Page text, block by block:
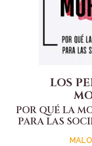
LOS
POR QUÉ LA
PARA LAS